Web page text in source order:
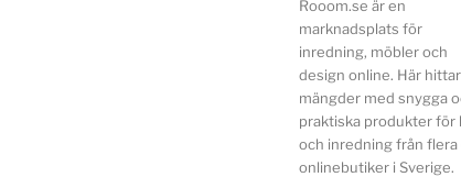
Rooom.se är en
marknadsplats för
inredning, möbler och
design online. Här
mängder med snygga
praktiska produkter för
och inredning från flera
onlinebutiker i Sverige.